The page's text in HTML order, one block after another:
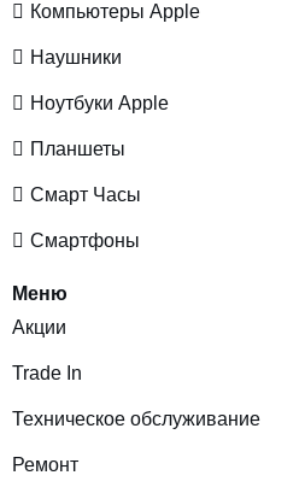
Компьютеры Apple
Наушники
Ноутбуки Apple
Планшеты
Смарт Часы
Смартфоны
Меню
Акции
Trade In
Техническое обслуживание
Ремонт